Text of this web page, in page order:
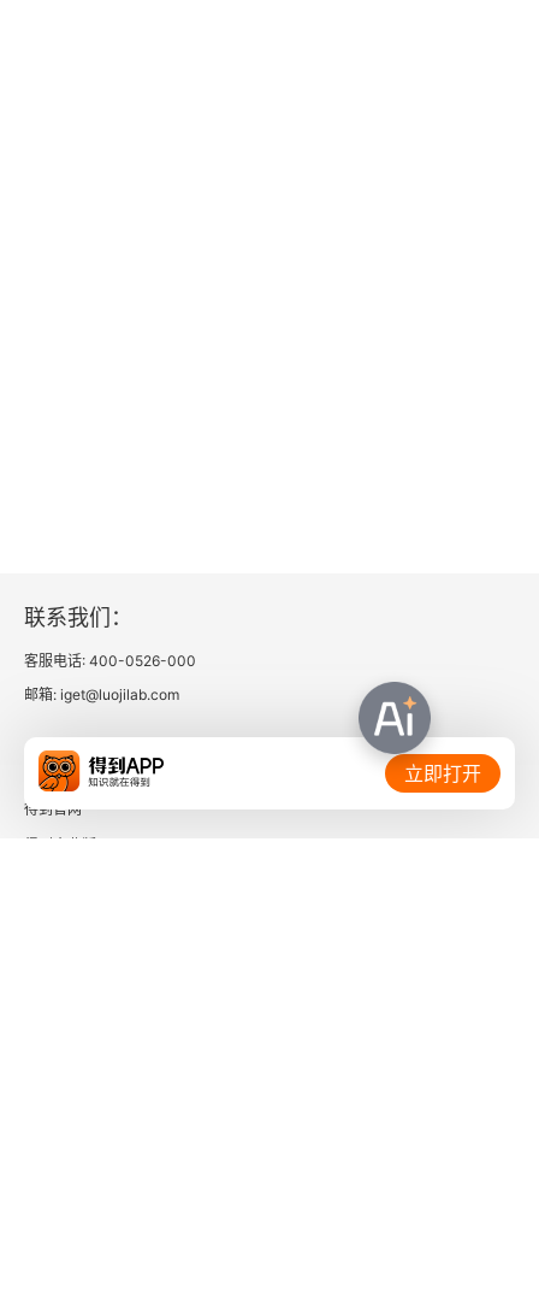
联系我们：
客服电话: 400-0526-000
邮箱: iget@luojilab.com
相关链接：
得到官网
立即打开